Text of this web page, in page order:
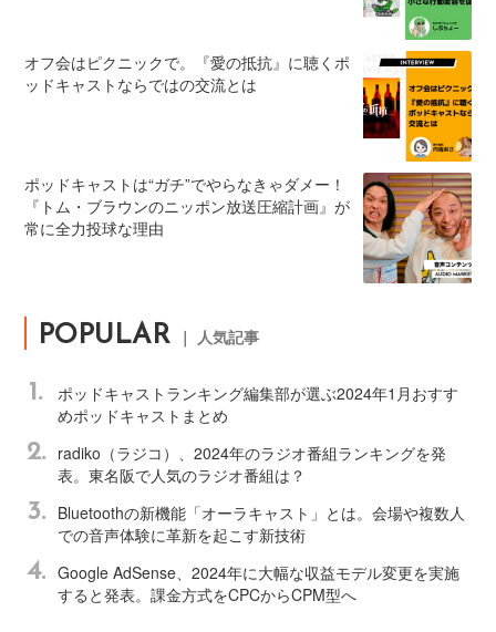
オフ会はピクニックで。『愛の抵抗』に聴くポ
ッドキャストならではの交流とは
ポッドキャストは“ガチ”でやらなきゃダメー！
『トム・ブラウンのニッポン放送圧縮計画』が
常に全力投球な理由
POPULAR ｜ 人気記事
1.
ポッドキャストランキング編集部が選ぶ2024年1月おすす
めポッドキャストまとめ
2.
radiko（ラジコ）、2024年のラジオ番組ランキングを発
表。東名阪で人気のラジオ番組は？
3.
Bluetoothの新機能「オーラキャスト」とは。会場や複数人
での音声体験に革新を起こす新技術
4. Google AdSense、2024年に大幅な収益モデル変更を実施
すると発表。課金方式をCPCからCPM型へ